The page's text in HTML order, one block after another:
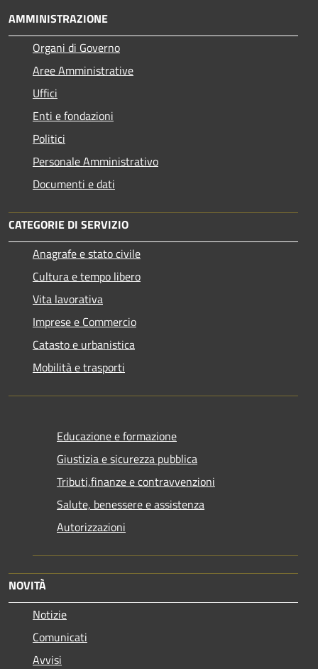
AMMINISTRAZIONE
Organi di Governo
Aree Amministrative
Uffici
Enti e fondazioni
Politici
Personale Amministrativo
Documenti e dati
CATEGORIE DI SERVIZIO
Anagrafe e stato civile
Cultura e tempo libero
Vita lavorativa
Imprese e Commercio
Catasto e urbanistica
Mobilità e trasporti
Educazione e formazione
Giustizia e sicurezza pubblica
Tributi,finanze e contravvenzioni
Salute, benessere e assistenza
Autorizzazioni
NOVITÀ
Notizie
Comunicati
Avvisi